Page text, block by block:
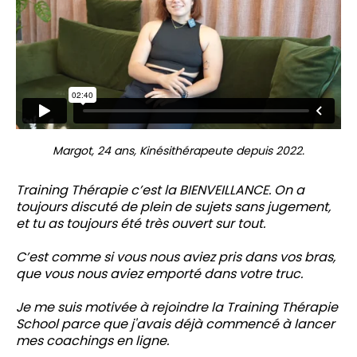
Margot, 24 ans, Kinésithérapeute depuis 2022.
Training Thérapie c’est la BIENVEILLANCE. On a
toujours discuté de plein de sujets sans jugement,
et tu as toujours été très ouvert sur tout.
C’est comme si vous nous aviez pris dans vos bras,
que vous nous aviez emporté dans votre truc.
Je me suis motivée à rejoindre la Training Thérapie
School parce que j'avais déjà commencé à lancer
mes coachings en ligne.